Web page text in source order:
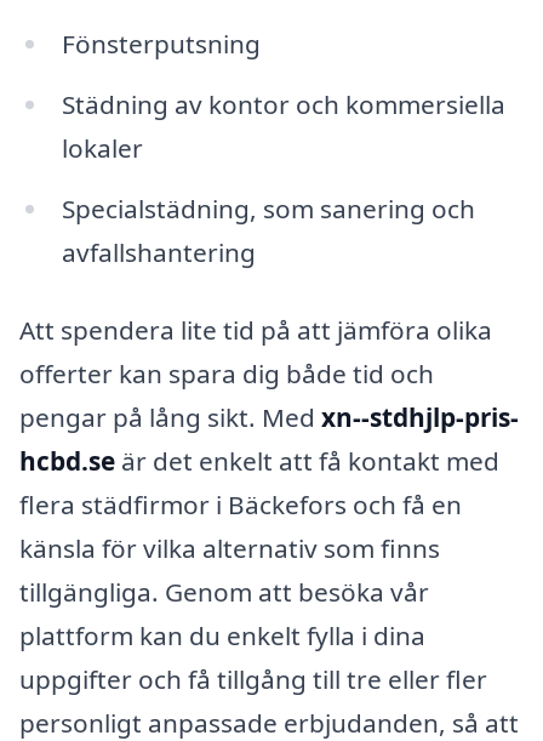
Fönsterputsning
Städning av kontor och kommersiella
lokaler
Specialstädning, som sanering och
avfallshantering
Att spendera lite tid på att jämföra olika
offerter kan spara dig både tid och
pengar på lång sikt. Med xn--stdhjlp-pris-
hcbd.se är det enkelt att få kontakt med
flera städfirmor i Bäckefors och få en
känsla för vilka alternativ som finns
tillgängliga. Genom att besöka vår
plattform kan du enkelt fylla i dina
uppgifter och få tillgång till tre eller fler
personligt anpassade erbjudanden, så att